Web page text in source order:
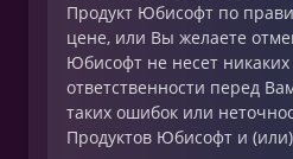
Продукт Юбисофт по
цене, или Вы желаете
Юбисофт не несет никаких
ответственности перед
таких ошибок или
Продуктов Юбисофт и